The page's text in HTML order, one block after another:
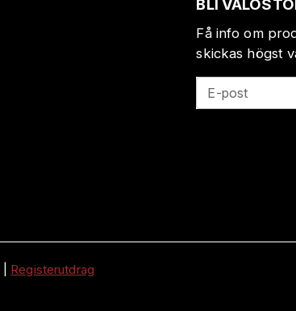
BLI
Få info om
skickas högst
E-post
Registerutdrag